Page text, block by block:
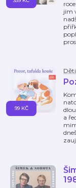
jim
a
99 KČ